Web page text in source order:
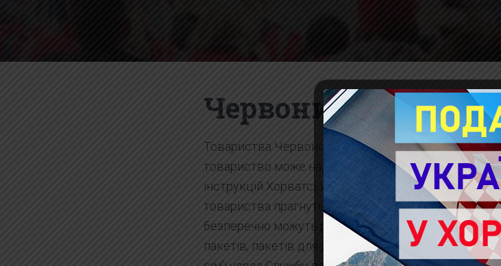
Червоний Хрест
Товариства Червоного Хреста в РХ є окремими
товариство може надавати допомогу в
інструкцій Хорватського Червоного Хреста,
товариства прагнуть надавати однакові послуги.
безперечно можуть розраховувати на допомогу у
пакетів, пакетів для дітей, одягу та взуття, на